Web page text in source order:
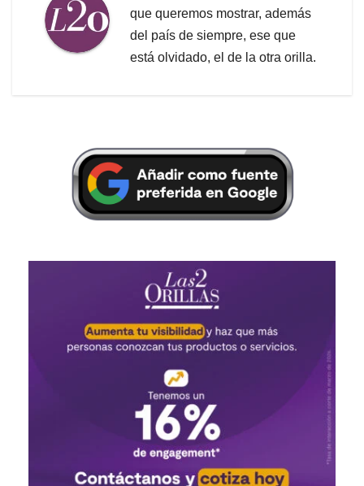
que queremos mostrar, además
del país de siempre, ese que
está olvidado, el de la otra orilla.